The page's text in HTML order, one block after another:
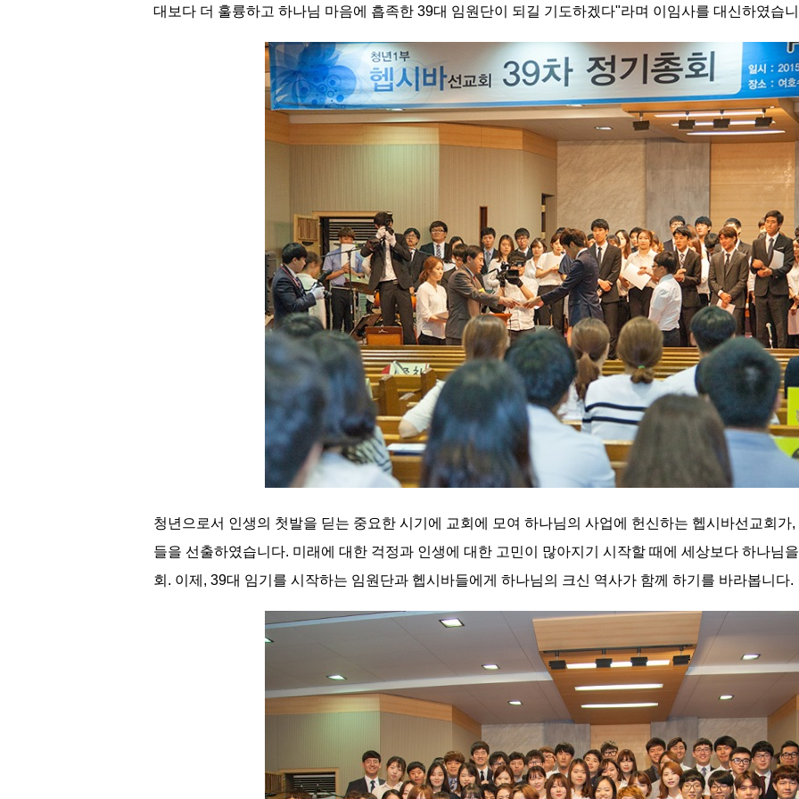
대보다 더 훌륭하고 하나님 마음에 흡족한 39대 임원단이 되길 기도하겠다"라며 이임사를 대신하였습
청년으로서 인생의 첫발을 딛는 중요한 시기에 교회에 모여 하나님의 사업에 헌신하는 헵시바선교회
들을 선출하였습니다. 미래에 대한 걱정과 인생에 대한 고민이 많아지기 시작할 때에 세상보다 하나님
회. 이제, 39대 임기를 시작하는 임원단과 헵시바들에게 하나님의 크신 역사가 함께 하기를 바라봅니다.